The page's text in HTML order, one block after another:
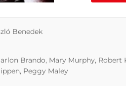
Benedek
Brando, Mary Murphy, Robert
Peggy Maley